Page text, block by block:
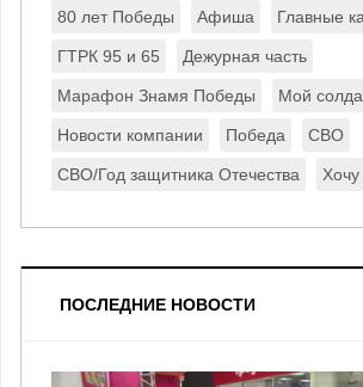
80 лет Победы Афиша Главные
ГТРК 95 и 65 Дежурная часть
Марафон Знамя Победы Мой
Новости компании Победа СВО
СВО/Год защитника Отечества
ПОСЛЕДНИЕ НОВОСТИ